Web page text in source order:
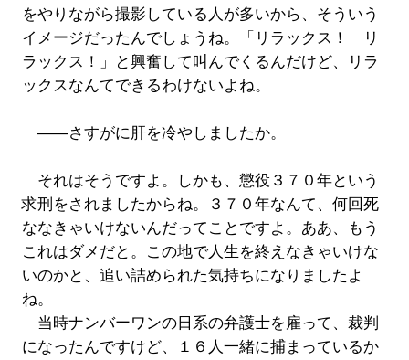
をやりながら撮影している人が多いから、そういう
イメージだったんでしょうね。「リラックス！ リ
ラックス！」と興奮して叫んでくるんだけど、リラ
ックスなんてできるわけないよね。
――さすがに肝を冷やしましたか。
それはそうですよ。しかも、懲役３７０年という
求刑をされましたからね。３７０年なんて、何回死
ななきゃいけないんだってことですよ。ああ、もう
これはダメだと。この地で人生を終えなきゃいけな
いのかと、追い詰められた気持ちになりましたよ
ね。
当時ナンバーワンの日系の弁護士を雇って、裁判
になったんですけど、１６人一緒に捕まっているか